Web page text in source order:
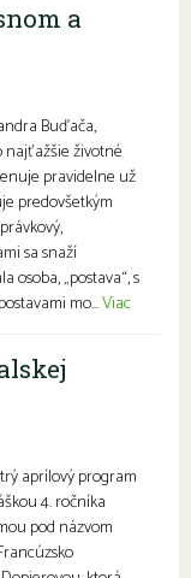
a
Buďača,
najťažšie životné
pravidelne už
predovšetkým
sa snaží
„postava“, s
mo...Viac
aprílový program
4. ročníka
pod názvom